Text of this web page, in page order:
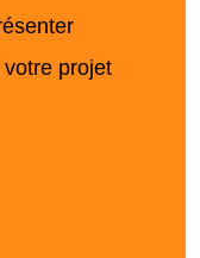
votre projet